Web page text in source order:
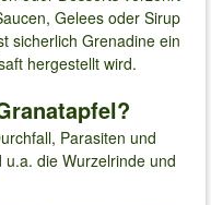
Gelees oder Sirup
sicherlich Grenadine ein
hergestellt wird.
Parasiten und
die Wurzelrinde und